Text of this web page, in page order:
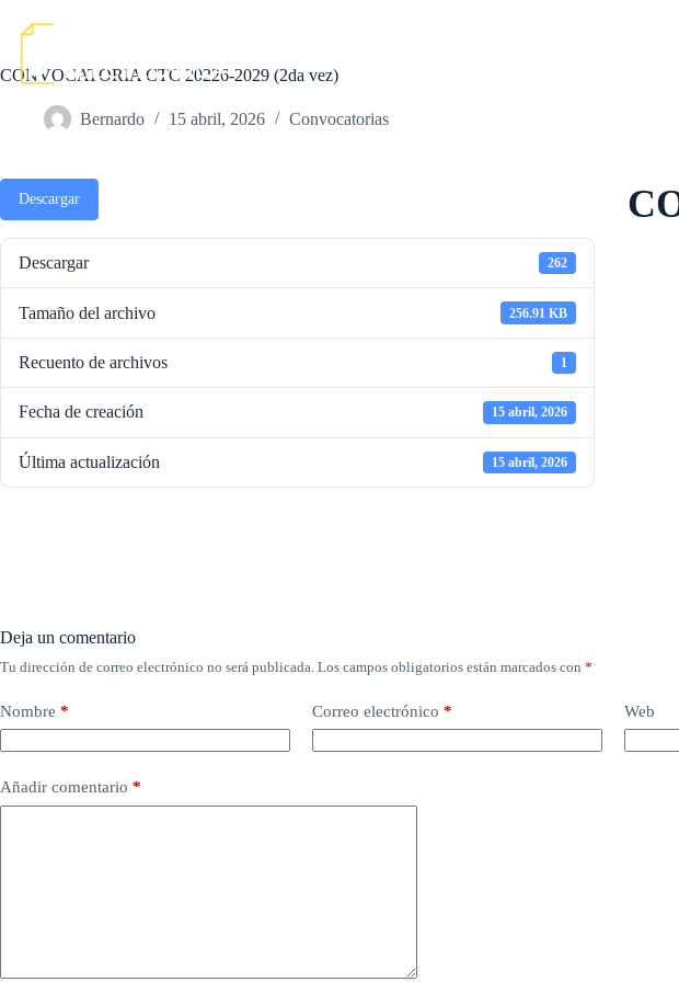
CONVOCATORIA CTC 20226-2029 (2da vez)
Bernardo 15 abril, 2026 Convocatorias
Descargar
Descargar 262
Tamaño del archivo 256.91 KB
Recuento de archivos 1
Fecha de creación 15 abril, 2026
Última actualización 15 abril, 2026
Deja un comentario
Tu dirección de correo electrónico no será publicada. Los campos obligatorios están marcados con *
Nombre * Correo electrónico * Web
Añadir comentario *